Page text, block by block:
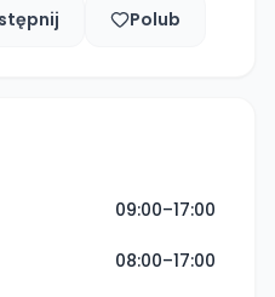
Polub
09:00–17:00
08:00–17:00